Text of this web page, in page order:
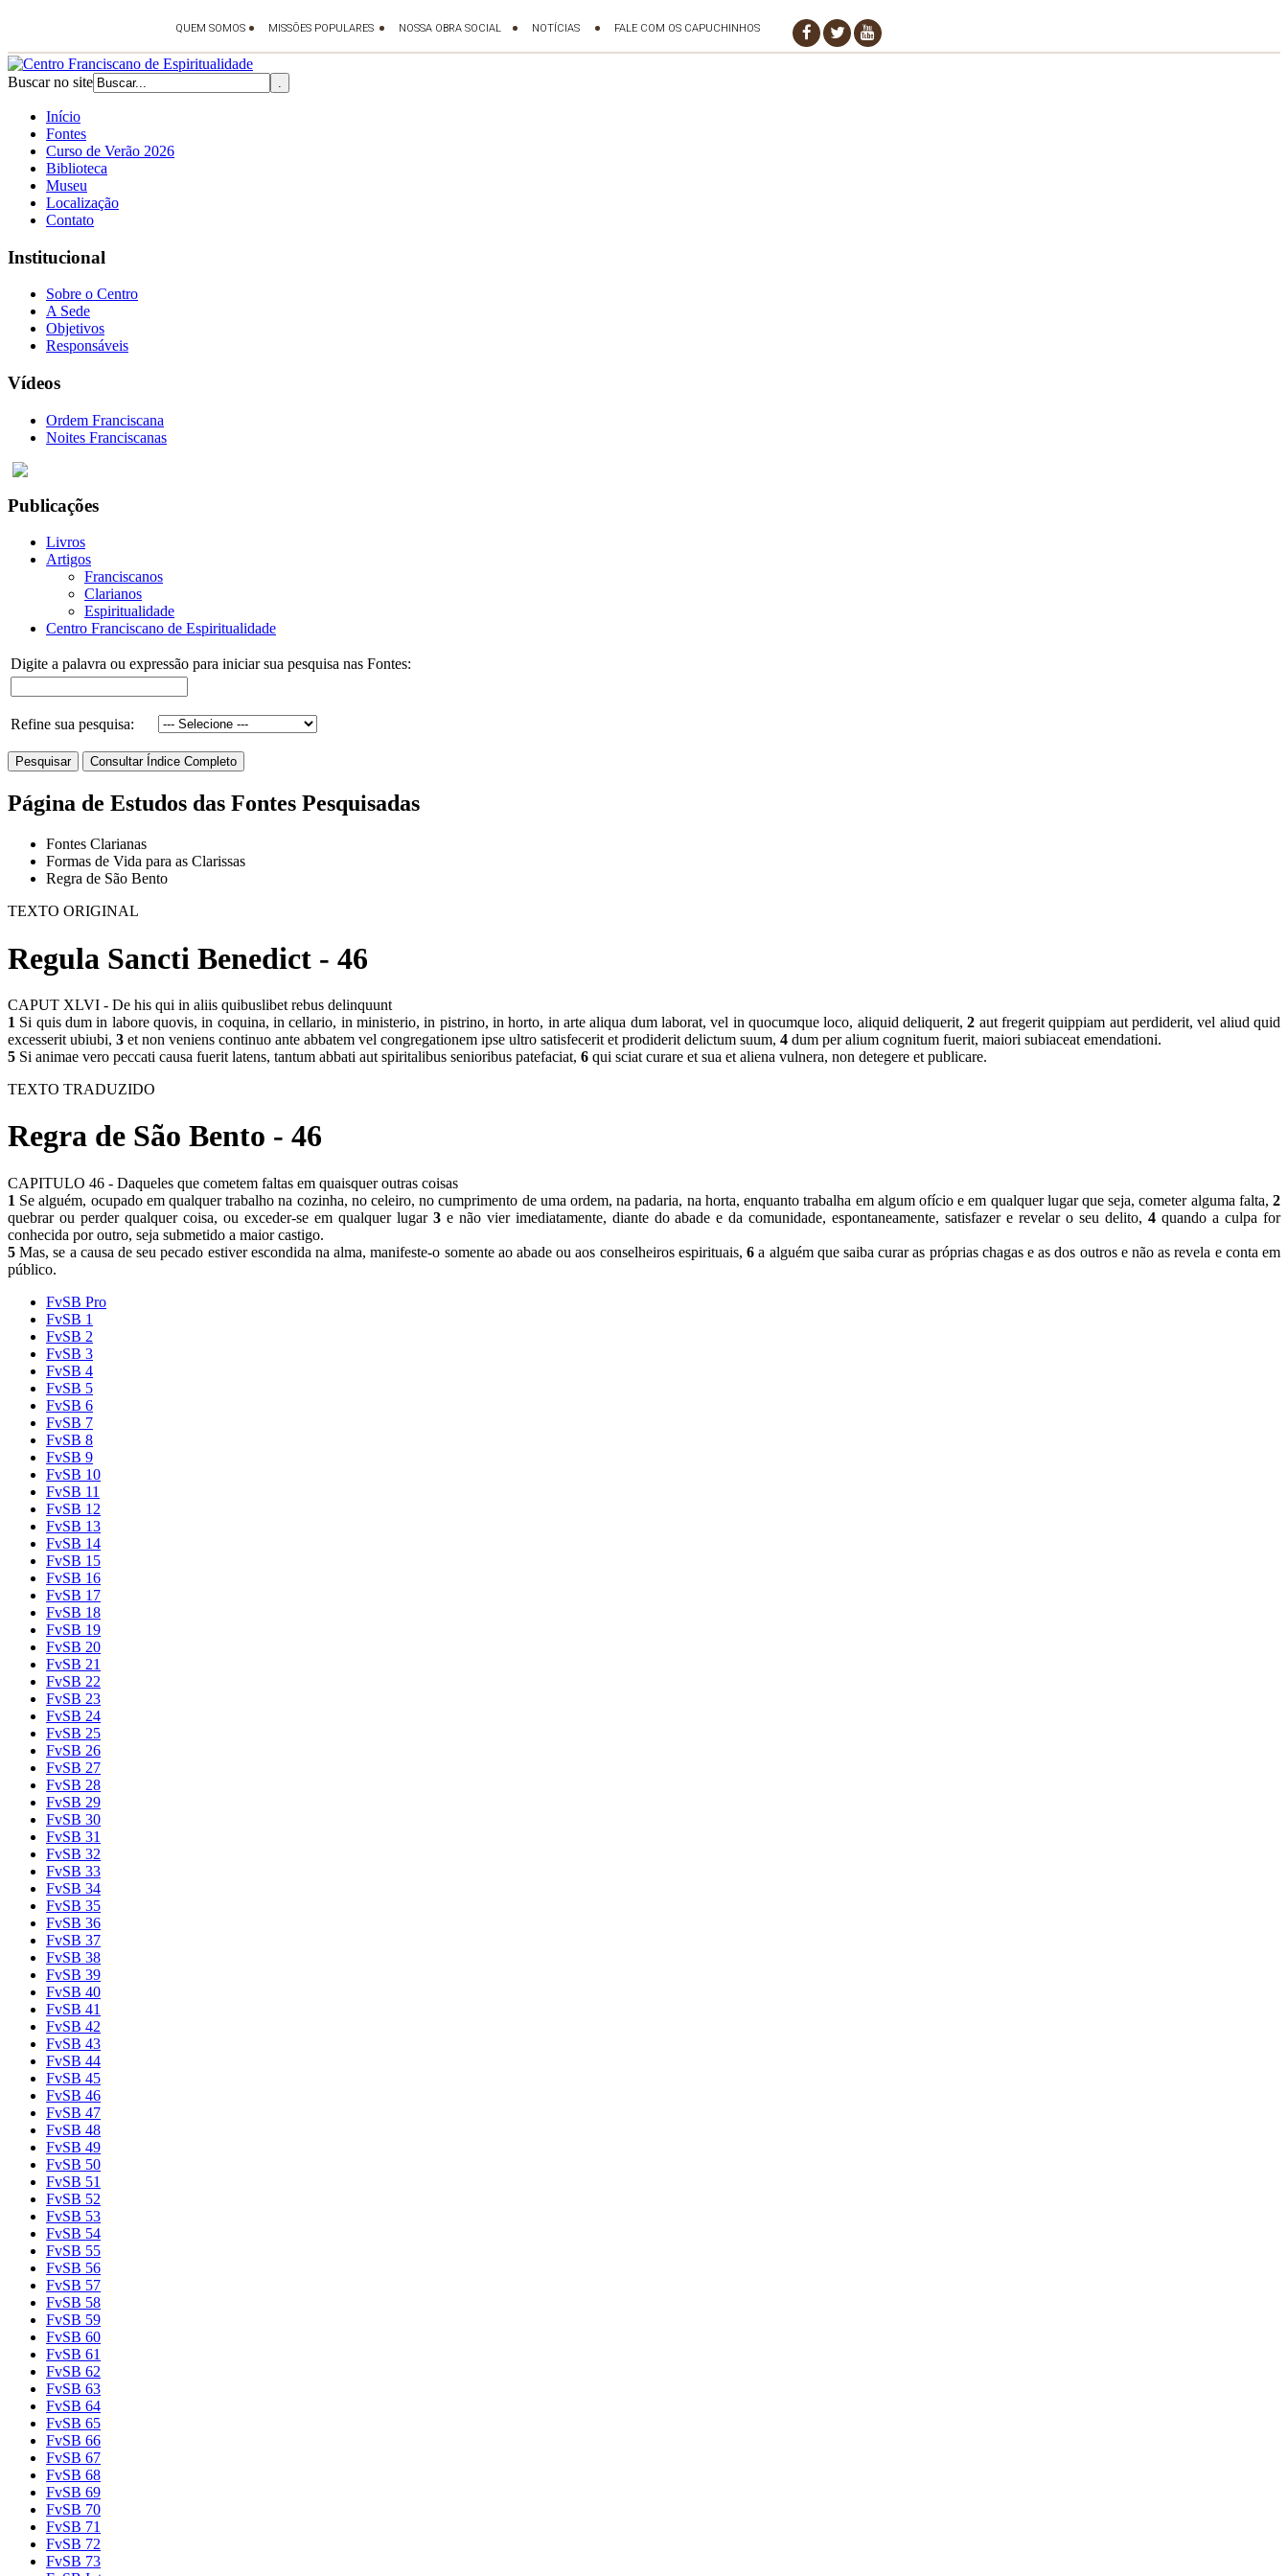
Buscar no site
Início
Fontes
Curso de Verão 2026
Biblioteca
Museu
Localização
Contato
Institucional
Sobre o Centro
A Sede
Objetivos
Responsáveis
Vídeos
Ordem Franciscana
Noites Franciscanas
Publicações
Livros
Artigos
Franciscanos
Clarianos
Espiritualidade
Centro Franciscano de Espiritualidade
Digite a palavra ou expressão para iniciar sua pesquisa nas Fontes:
Refine sua pesquisa:
Página de Estudos das Fontes Pesquisadas
Fontes Clarianas
Formas de Vida para as Clarissas
Regra de São Bento
TEXTO ORIGINAL
Regula Sancti Benedict - 46
CAPUT XLVI - De his qui in aliis quibuslibet rebus delinquunt
1 Si quis dum in labore quovis, in coquina, in cellario, in ministerio, in pistrino, in horto, in arte aliqua dum laborat, vel in quocumque loco, aliquid deliquerit,2 aut fregerit quippiam aut perdiderit, vel aliud quid
excesserit ubiubi, 3 et non veniens continuo ante abbatem vel congregationem ipse ultro satisfecerit et prodiderit delictum suum, 4 dum per alium cognitum fuerit, maiori subiaceat emendationi.
5 Si animae vero peccati causa fuerit latens, tantum abbati aut spiritalibus senioribus patefaciat, 6 qui sciat curare et sua et aliena vulnera, non detegere et publicare.
TEXTO TRADUZIDO
Regra de São Bento - 46
CAPITULO 46 - Daqueles que cometem faltas em quaisquer outras coisas
1 Se alguém, ocupado em qualquer trabalho na cozinha, no celeiro, no cumprimento de uma ordem, na padaria, na horta, enquanto trabalha em algum ofício e em qualquer lugar que seja, cometer alguma falta, 2
quebrar ou perder qualquer coisa, ou exceder-se em qualquer lugar 3e não vier imediatamente, diante do abade e da comunidade, espontaneamente, satisfazer e revelar o seu delito,4 quando a culpa for
conhecida por outro, seja submetido a maior castigo.
5 Mas, se a causa de seu pecado estiver escondida na alma, manifeste-o somente ao abade ou aos conselheiros espirituais,6 a alguém que saiba curar as próprias chagas e as dos outros e não as revela e conta em
público.
FvSB Pro
FvSB 1
FvSB 2
FvSB 3
FvSB 4
FvSB 5
FvSB 6
FvSB 7
FvSB 8
FvSB 9
FvSB 10
FvSB 11
FvSB 12
FvSB 13
FvSB 14
FvSB 15
FvSB 16
FvSB 17
FvSB 18
FvSB 19
FvSB 20
FvSB 21
FvSB 22
FvSB 23
FvSB 24
FvSB 25
FvSB 26
FvSB 27
FvSB 28
FvSB 29
FvSB 30
FvSB 31
FvSB 32
FvSB 33
FvSB 34
FvSB 35
FvSB 36
FvSB 37
FvSB 38
FvSB 39
FvSB 40
FvSB 41
FvSB 42
FvSB 43
FvSB 44
FvSB 45
FvSB 46
FvSB 47
FvSB 48
FvSB 49
FvSB 50
FvSB 51
FvSB 52
FvSB 53
FvSB 54
FvSB 55
FvSB 56
FvSB 57
FvSB 58
FvSB 59
FvSB 60
FvSB 61
FvSB 62
FvSB 63
FvSB 64
FvSB 65
FvSB 66
FvSB 67
FvSB 68
FvSB 69
FvSB 70
FvSB 71
FvSB 72
FvSB 73